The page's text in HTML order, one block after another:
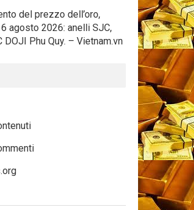
del prezzo dell’oro,
agosto 2026: anelli SJC,
DOJI Phu Quy. – Vietnam.vn